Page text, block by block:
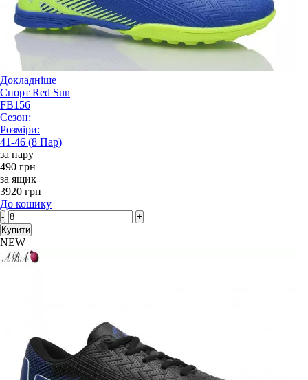
Докладніше
Спорт Red Sun
FB156
Сезон:
Розміри:
41-46 (8 Пар)
за пару
490 грн
за ящик
3920 грн
До кошику
-
+
Купити
NEW